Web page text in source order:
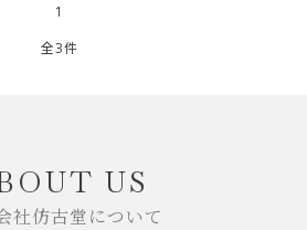
1
全3件
US
社仿古堂について